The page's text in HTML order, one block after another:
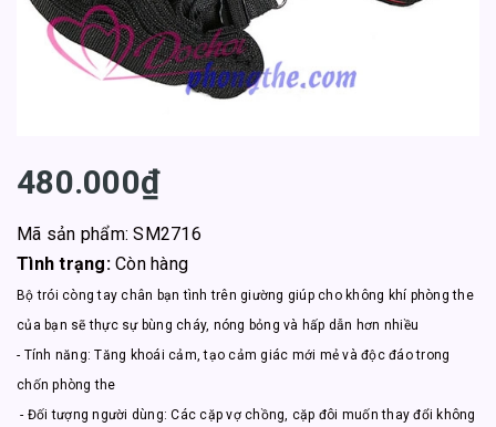
480.000₫
Mã sản phẩm: SM2716
Tình trạng: Còn hàng
Bộ trói còng tay chân bạn tình trên giường giúp cho không khí phòng the
của bạn sẽ thực sự bùng cháy, nóng bỏng và hấp dẫn hơn nhiều
- Tính năng: Tăng khoái cảm, tạo cảm giác mới mẻ và độc đáo trong
chốn phòng the
- Đối tượng người dùng: Các cặp vợ chồng, cặp đôi muốn thay đổi không